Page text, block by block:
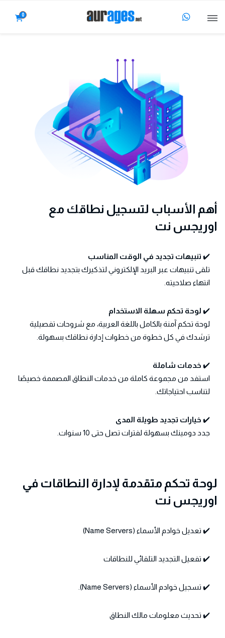
0
أهم الأسباب لتسجيل نطاقك مع
اوريجس نت
✔️ تنبيهات تجديد في الوقت المناسب
تلقى تنبيهات عبر البريد الإلكتروني لتذكيرك بتجديد نطاقك قبل
انتهاء صلاحيته.
✔️ لوحة تحكم سهلة الاستخدام
لوحة تحكم آمنة بالكامل باللغة العربية، مع شروحات تفصيلية
ترشدك في كل خطوة من خطوات إدارة نطاقك بسهولة.
✔️ خدمات شاملة
استفد من مجموعة كاملة من خدمات النطاق المصممة خصيصًا
لتناسب احتياجاتك.
✔️ خيارات تجديد طويلة المدى
جدد دومينك بسهولة لفترات تصل حتى 10 سنوات.
لوحة تحكم متقدمة لإدارة النطاقات في
اوريجس نت
✔️ تعديل خوادم الأسماء (Name Servers)
✔️ تفعيل التجديد التلقائي للنطاقات
✔️ تسجيل خوادم الأسماء (Name Servers).
✔️ تحديث معلومات مالك النطاق